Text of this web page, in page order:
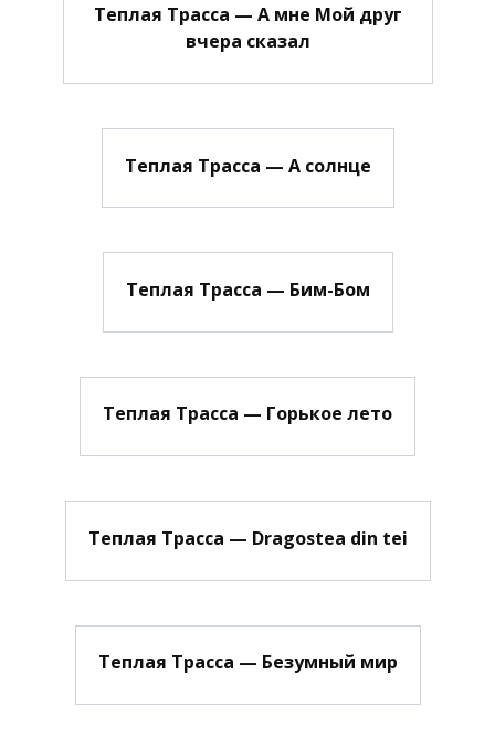
Теплая Трасса — А мне Мой друг
вчера сказал
Теплая Трасса — А солнце
Теплая Трасса — Бим-Бом
Теплая Трасса — Горькое лето
Теплая Трасса — Dragostea din tei
Теплая Трасса — Безумный мир